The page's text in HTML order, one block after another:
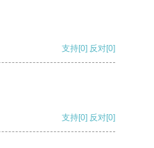
支持[0] 反对[0]
支持[0] 反对[0]